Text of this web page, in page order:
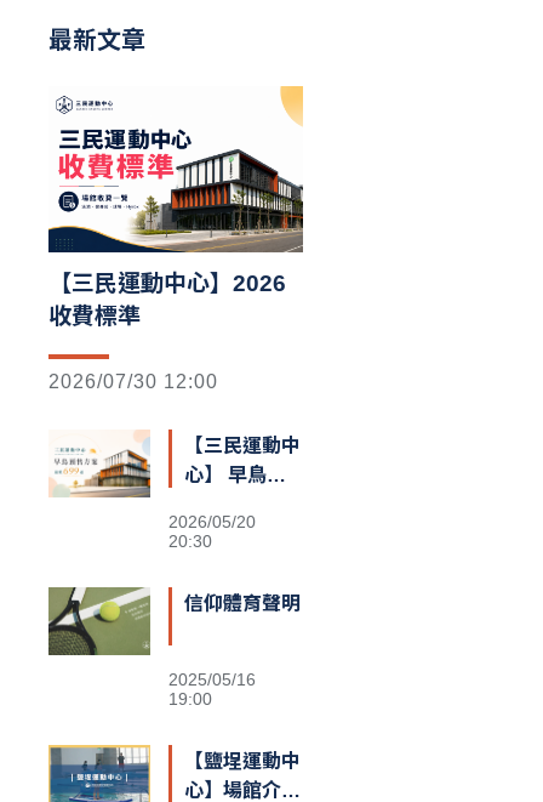
最新文章
【三民運動中心】2026
收費標準
2026/07/30 12:00
【三民運動中
心】 早鳥預
2026/05/20
20:30
信仰體育聲明
2025/05/16
19:00
【鹽埕運動中
心】場館介紹